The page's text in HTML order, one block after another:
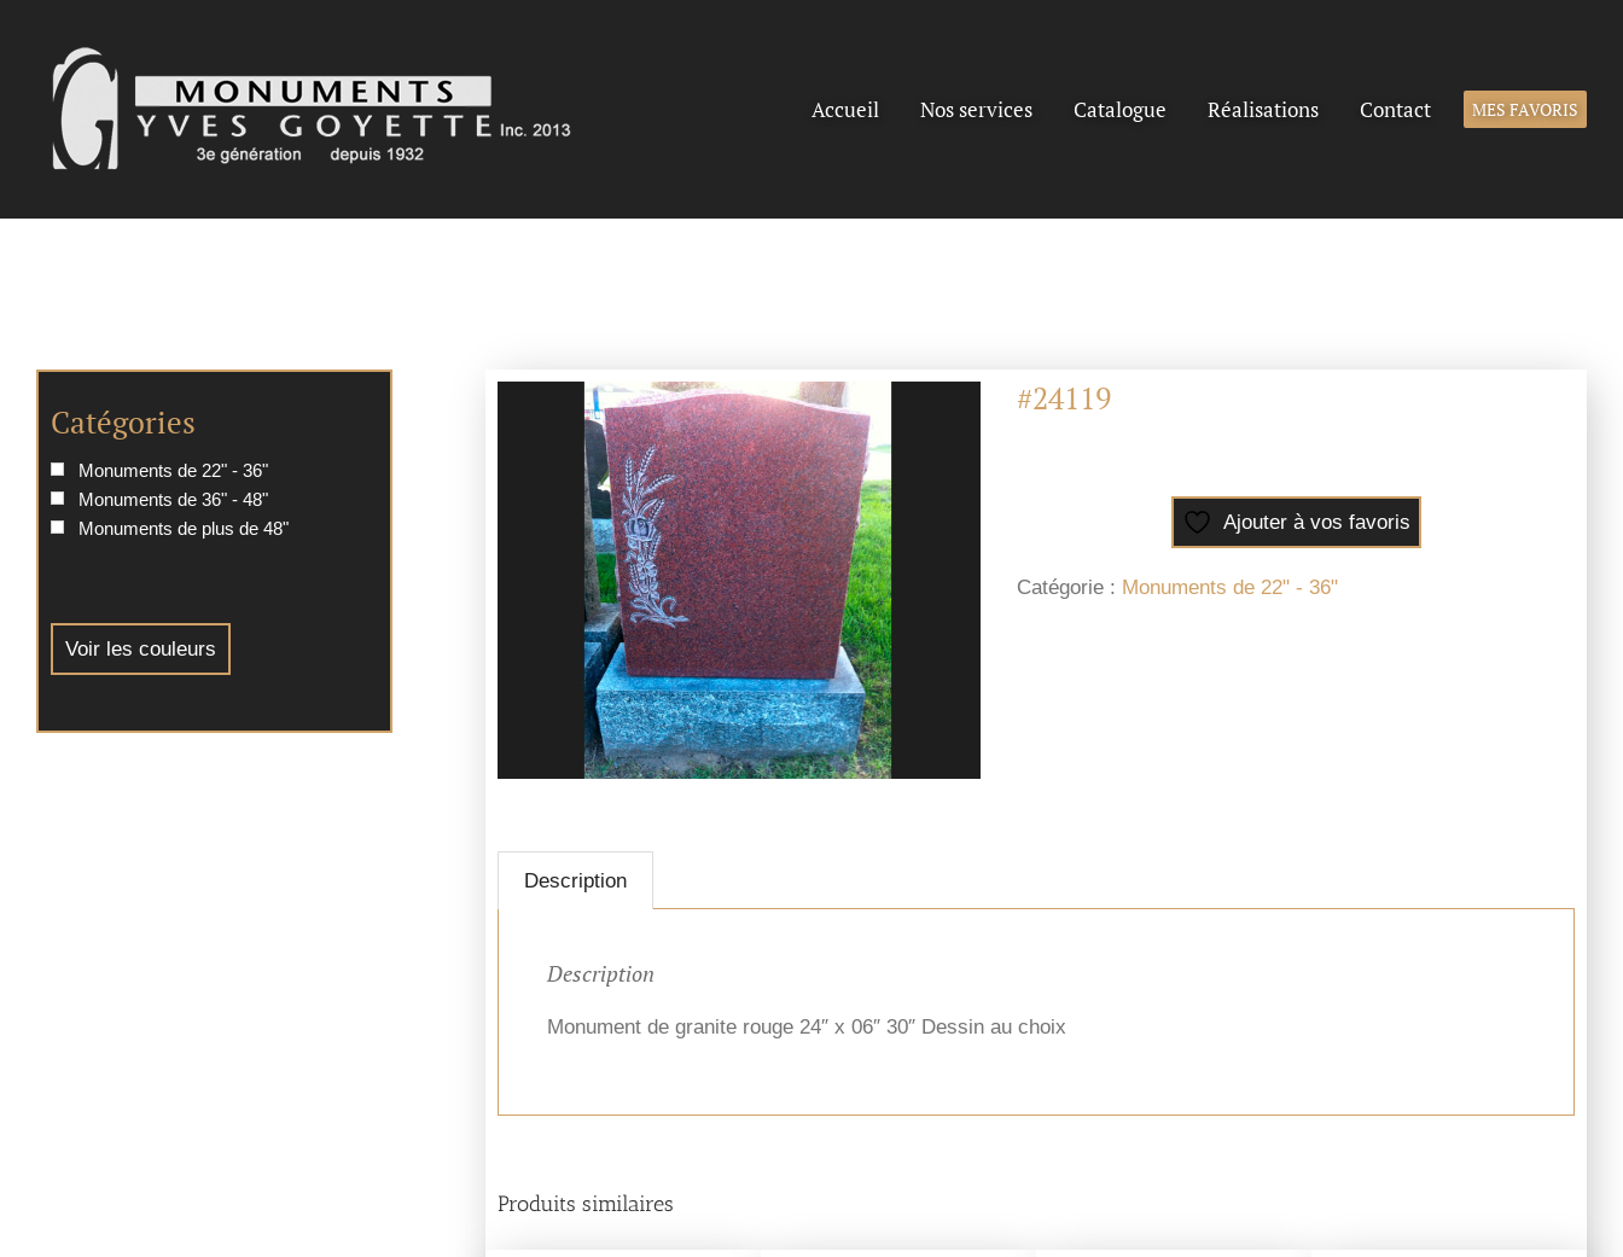
contenu
Accueil Nos services Catalogue Réalisations Contact MES FAVORIS
#24119
Ajouter à vos favoris
Catégorie : Monuments de 22" - 36"
Description
Description
Monument de granite rouge 24″ x 06″ 30″ Dessin au choix
Produits similaires
Catégories
Monuments de 22" - 36"
Monuments de 36" - 48"
Monuments de plus de 48"
Voir les couleurs